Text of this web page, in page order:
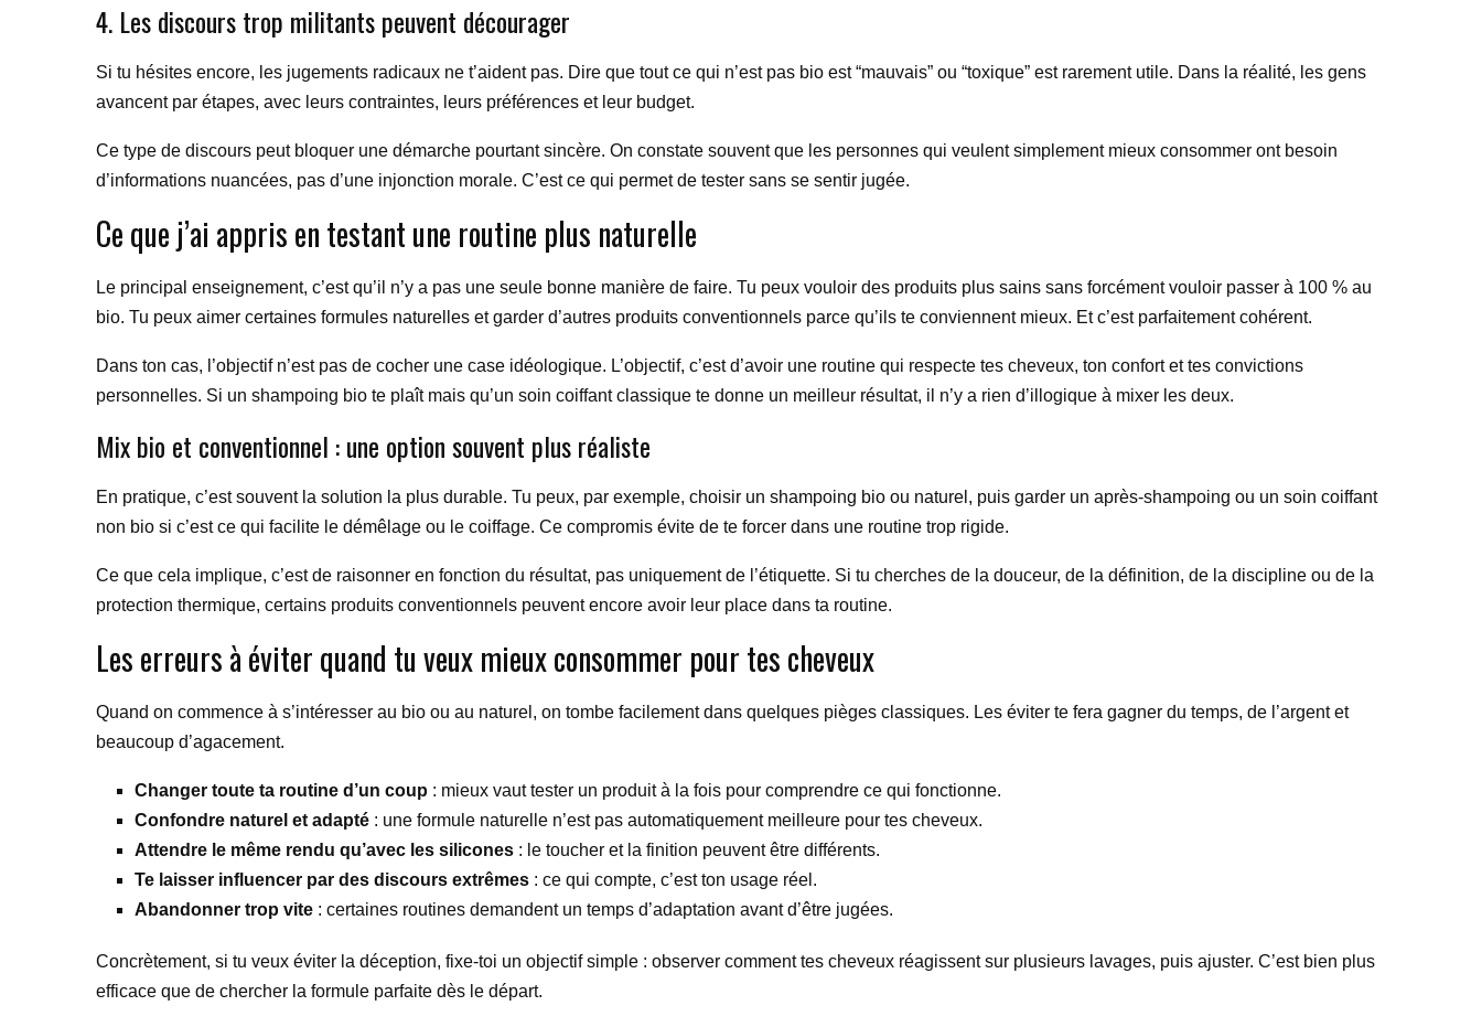
4. Les discours trop militants peuvent décourager
Si tu hésites encore, les jugements radicaux ne t’aident pas. Dire que tout ce qui n’est pas bio est “mauvais” ou “toxique” est rarement utile. Dans la réalité, les gens
avancent par étapes, avec leurs contraintes, leurs préférences et leur budget.
Ce type de discours peut bloquer une démarche pourtant sincère. On constate souvent que les personnes qui veulent simplement mieux consommer ont besoin
d’informations nuancées, pas d’une injonction morale. C’est ce qui permet de tester sans se sentir jugée.
Ce que j’ai appris en testant une routine plus naturelle
Le principal enseignement, c’est qu’il n’y a pas une seule bonne manière de faire. Tu peux vouloir des produits plus sains sans forcément vouloir passer à 100 % au
bio. Tu peux aimer certaines formules naturelles et garder d’autres produits conventionnels parce qu’ils te conviennent mieux. Et c’est parfaitement cohérent.
Dans ton cas, l’objectif n’est pas de cocher une case idéologique. L’objectif, c’est d’avoir une routine qui respecte tes cheveux, ton confort et tes convictions
personnelles. Si un shampoing bio te plaît mais qu’un soin coiffant classique te donne un meilleur résultat, il n’y a rien d’illogique à mixer les deux.
Mix bio et conventionnel : une option souvent plus réaliste
En pratique, c’est souvent la solution la plus durable. Tu peux, par exemple, choisir un shampoing bio ou naturel, puis garder un après-shampoing ou un soin coiffant
non bio si c’est ce qui facilite le démêlage ou le coiffage. Ce compromis évite de te forcer dans une routine trop rigide.
Ce que cela implique, c’est de raisonner en fonction du résultat, pas uniquement de l’étiquette. Si tu cherches de la douceur, de la définition, de la discipline ou de la
protection thermique, certains produits conventionnels peuvent encore avoir leur place dans ta routine.
Les erreurs à éviter quand tu veux mieux consommer pour tes cheveux
Quand on commence à s’intéresser au bio ou au naturel, on tombe facilement dans quelques pièges classiques. Les éviter te fera gagner du temps, de l’argent et
beaucoup d’agacement.
Changer toute ta routine d’un coup : mieux vaut tester un produit à la fois pour comprendre ce qui fonctionne.
Confondre naturel et adapté : une formule naturelle n’est pas automatiquement meilleure pour tes cheveux.
Attendre le même rendu qu’avec les silicones : le toucher et la finition peuvent être différents.
Te laisser influencer par des discours extrêmes : ce qui compte, c’est ton usage réel.
Abandonner trop vite : certaines routines demandent un temps d’adaptation avant d’être jugées.
Concrètement, si tu veux éviter la déception, fixe-toi un objectif simple : observer comment tes cheveux réagissent sur plusieurs lavages, puis ajuster. C’est bien plus
efficace que de chercher la formule parfaite dès le départ.